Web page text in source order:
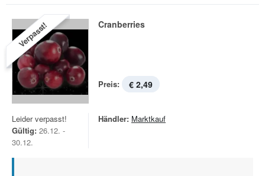
Verpasst! Cranberries
Preis: € 2,49
Leider verpasst!
Gültig: 26.12. -
30.12.
Händler: Marktkauf